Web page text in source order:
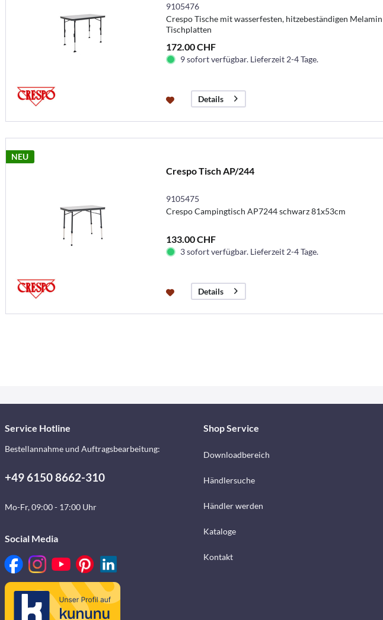
9105476
Crespo Tische mit wasserfesten, hitzebeständigen Melamin
Tischplatten
172.00 CHF
9 sofort verfügbar. Lieferzeit 2-4 Tage.
Details
NEU
Crespo Tisch AP/244
9105475
Crespo Campingtisch AP7244 schwarz 81x53cm
133.00 CHF
3 sofort verfügbar. Lieferzeit 2-4 Tage.
Details
Service Hotline
Bestellannahme und Auftragsbearbeitung:
+49 6150 8662-310
Mo-Fr, 09:00 - 17:00 Uhr
Social Media
Shop Service
Downloadbereich
Händlersuche
Händler werden
Kataloge
Kontakt